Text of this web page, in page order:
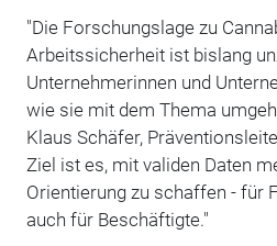
"Die Forschungslage zu
Arbeitssicherheit ist bislang
Unternehmerinnen und
wie sie mit dem Thema
Klaus Schäfer,
Ziel ist es, mit validen Daten
Orientierung zu schaffen - für
auch für Beschäftigte."